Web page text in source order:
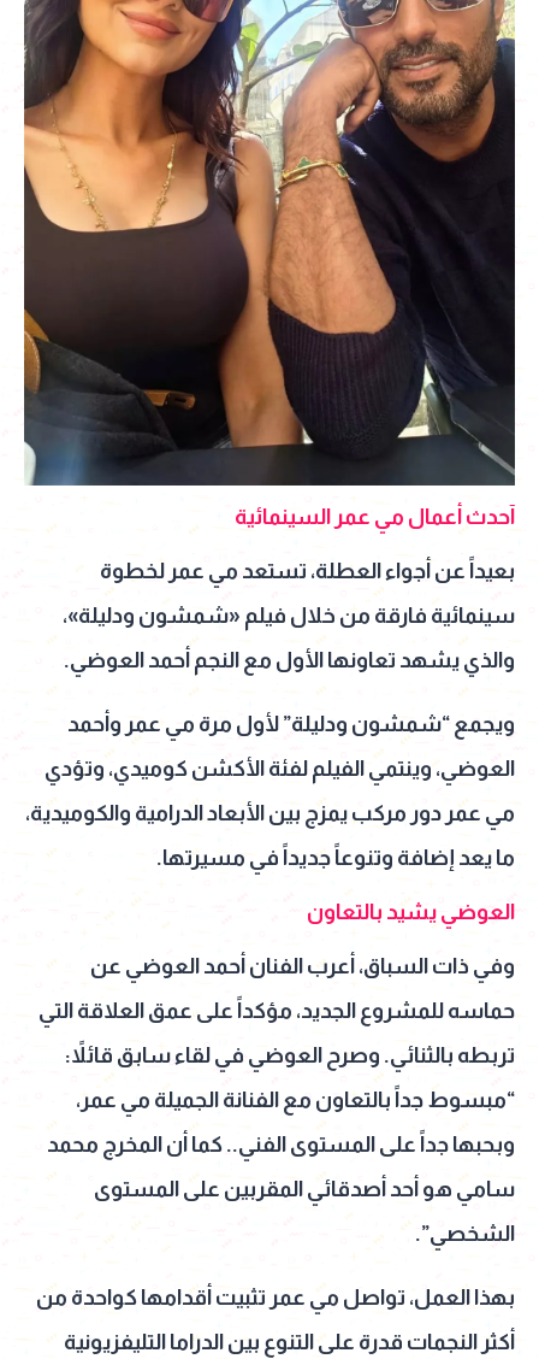
آحدث أعمال مي عمر السينمائية
بعيداً عن أجواء العطلة، تستعد مي عمر لخطوة
سينمائية فارقة من خلال فيلم «شمشون ودليلة»،
والذي يشهد تعاونها الأول مع النجم أحمد العوضي.
ويجمع “شمشون ودليلة” لأول مرة مي عمر وأحمد
العوضي، وينتمي الفيلم لفئة الأكشن كوميدي، وتؤدي
مي عمر دور مركب يمزج بين الأبعاد الدرامية والكوميدية،
ما يعد إضافة وتنوعاً جديداً في مسيرتها.
العوضي يشيد بالتعاون
وفي ذات السباق، أعرب الفنان أحمد العوضي عن
حماسه للمشروع الجديد، مؤكداً على عمق العلاقة التي
تربطه بالثنائي. وصرح العوضي في لقاء سابق قائلاً:
“مبسوط جداً بالتعاون مع الفنانة الجميلة مي عمر،
وبحبها جداً على المستوى الفني.. كما أن المخرج محمد
سامي هو أحد أصدقائي المقربين على المستوى
الشخصي”.
بهذا العمل، تواصل مي عمر تثبيت أقدامها كواحدة من
أكثر النجمات قدرة على التنوع بين الدراما التليفزيونية